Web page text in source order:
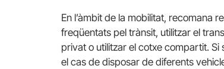
En l’àmbit de la mobilitat, recomana
freqüentats pel trànsit, utilitzar el
privat o utilitzar el cotxe compartit. Si
el cas de disposar de diferents